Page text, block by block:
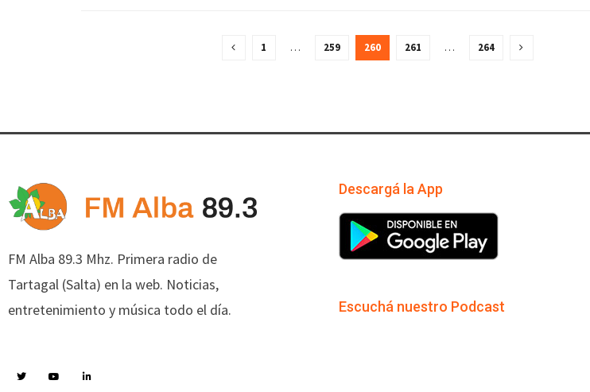
1 … 259 260 261 … 264
FM Alba 89.3 Mhz. Primera radio de
Tartagal (Salta) en la web. Noticias,
entretenimiento y música todo el día.
Descargá la App
Escuchá nuestro Podcast